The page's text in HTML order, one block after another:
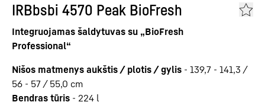
IRBbsbi 4570 Peak BioFresh
Integruojamas šaldytuvas su „BioFresh
Professional“
Nišos matmenys aukštis / plotis / gylis - 139,7 - 141,3 /
56 - 57 / 55,0 cm
Bendras tūris - 224 l